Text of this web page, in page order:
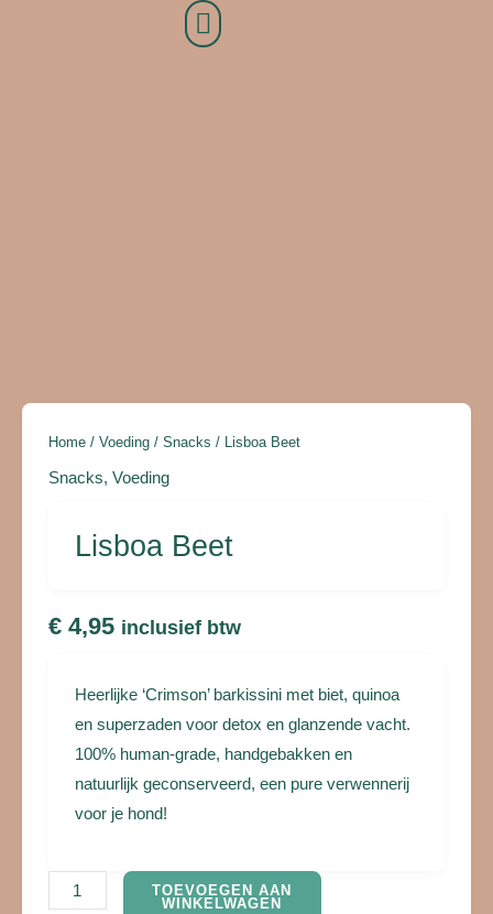
Home / Voeding / Snacks / Lisboa Beet
Snacks, Voeding
Lisboa Beet
€ 4,95 inclusief btw
Heerlijke ‘Crimson’ barkissini met biet, quinoa
en superzaden voor detox en glanzende vacht.
100% human-grade, handgebakken en
natuurlijk geconserveerd, een pure verwennerij
voor je hond!
TOEVOEGEN AAN
WINKELWAGEN